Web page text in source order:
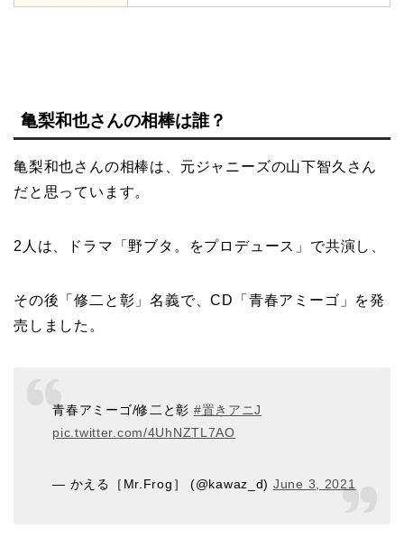
亀梨和也さんの相棒は誰？
亀梨和也さんの相棒は、元ジャニーズの山下智久さん
だと思っています。
2人は、ドラマ「野ブタ。をプロデュース」で共演し、
その後「修二と彰」名義で、CD「青春アミーゴ」を発
売しました。
青春アミーゴ/修二と彰 #置きアニJ
pic.twitter.com/4UhNZTL7AO
— かえる［Mr.Frog］ (@kawaz_d) June 3, 2021